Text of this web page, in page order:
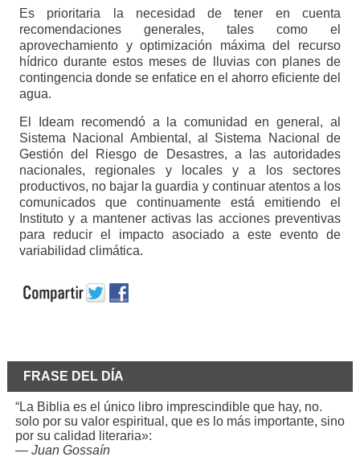
Es prioritaria la necesidad de tener en cuenta
recomendaciones generales, tales como el
aprovechamiento y optimización máxima del recurso
hídrico durante estos meses de lluvias con planes de
contingencia donde se enfatice en el ahorro eficiente del
agua.
El Ideam recomendó a la comunidad en general, al
Sistema Nacional Ambiental, al Sistema Nacional de
Gestión del Riesgo de Desastres, a las autoridades
nacionales, regionales y locales y a los sectores
productivos, no bajar la guardia y continuar atentos a los
comunicados que continuamente está emitiendo el
Instituto y a mantener activas las acciones preventivas
para reducir el impacto asociado a este evento de
variabilidad climática.
FRASE DEL DÍA
“La Biblia es el único libro imprescindible que hay, no.
solo por su valor espiritual, que es lo más importante, sino
por su calidad literaria»:
— Juan Gossaín